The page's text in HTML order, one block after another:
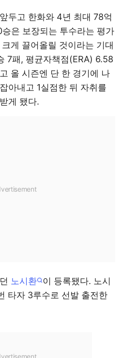
두고 한화와 4년 최대 78억
은 보장되는 투수라는 평가
게 끌어올릴 것이라는 기대
7패, 평균자책점(ERA) 6.58
올 시즌엔 단 한 경기에 나
아내고 1실점한 뒤 자취를
게 됐다.
노시환
이 등록됐다. 노시
타자 3루수로 선발 출전한